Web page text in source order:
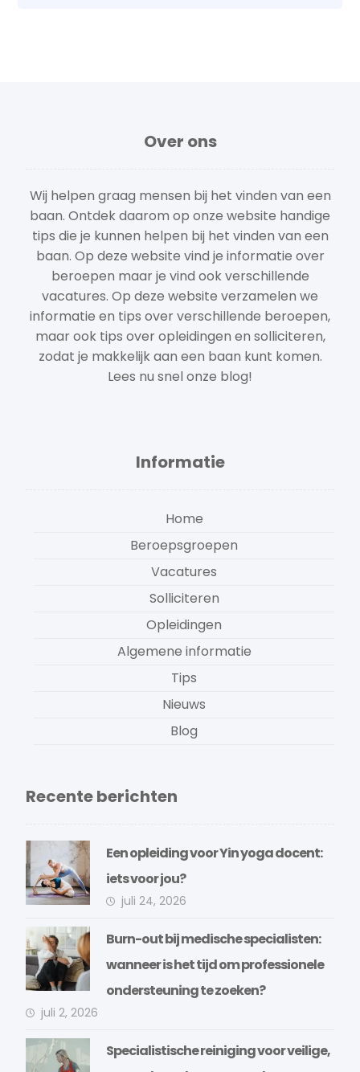
Over ons
Wij helpen graag mensen bij het vinden van een
baan. Ontdek daarom op onze website handige
tips die je kunnen helpen bij het vinden van een
baan. Op deze website vind je informatie over
beroepen maar je vind ook verschillende
vacatures. Op deze website verzamelen we
informatie en tips over verschillende beroepen,
maar ook tips over opleidingen en solliciteren,
zodat je makkelijk aan een baan kunt komen.
Lees nu snel onze blog!
Informatie
Home
Beroepsgroepen
Vacatures
Solliciteren
Opleidingen
Algemene informatie
Tips
Nieuws
Blog
Recente berichten
Een opleiding voor Yin yoga docent:
iets voor jou?
juli 24, 2026
Burn-out bij medische specialisten:
wanneer is het tijd om professionele
ondersteuning te zoeken?
juli 2, 2026
Specialistische reiniging voor veilige,